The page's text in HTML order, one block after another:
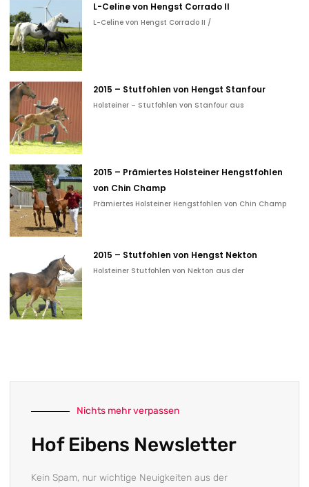
L-Celine von Hengst Corrado II
L-Celine von Hengst Corrado II /
2015 – Stutfohlen von Hengst Stanfour
Holsteiner – Stutfohlen von Stanfour aus
2015 – Prämiertes Holsteiner Hengstfohlen
von Chin Champ
Prämiertes Holsteiner Hengstfohlen von Chin Champ
2015 – Stutfohlen von Hengst Nekton
Holsteiner Stutfohlen von Nekton aus der
Nichts mehr verpassen
Hof Eibens Newsletter
Kein Spam, nur wichtige Neuigkeiten aus der